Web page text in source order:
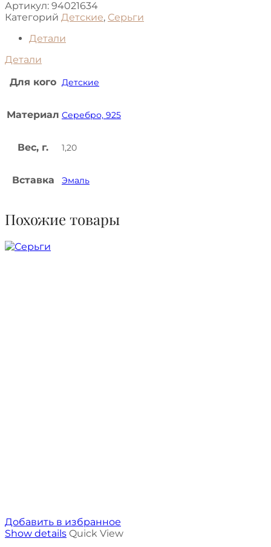
Артикул: 94021634
Категорий Детские, Серьги
Детали
Детали
Для кого Детские
Материал Серебро, 925
Вес, г. 1,20
Вставка Эмаль
Похожие товары
Добавить в избранное
Show details Quick View